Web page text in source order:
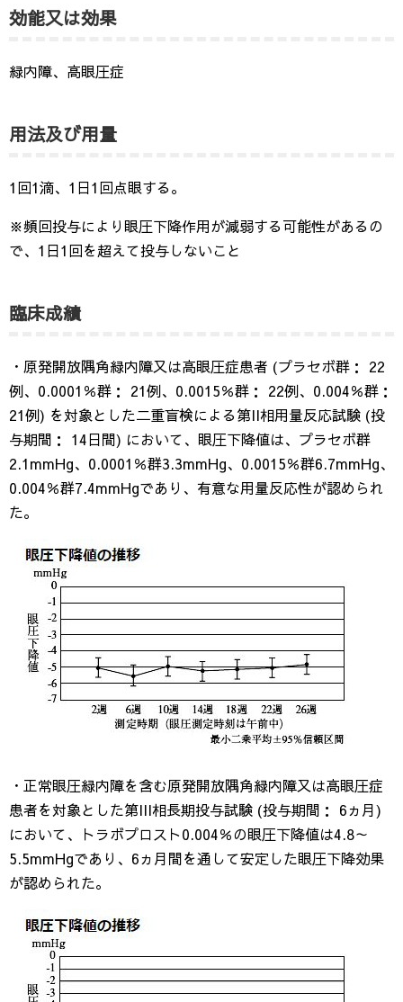
効能又は効果
緑内障、高眼圧症
用法及び用量
1回1滴、1日1回点眼する。
※頻回投与により眼圧下降作用が減弱する可能性があるの
で、1日1回を超えて投与しないこと
臨床成績
・原発開放隅角緑内障又は高眼圧症患者 (プラセボ群： 22
例、0.0001％群： 21例、0.0015％群： 22例、0.004％群：
21例) を対象とした二重盲検による第II相用量反応試験 (投
与期間： 14日間) において、眼圧下降値は、プラセボ群
2.1mmHg、0.0001％群3.3mmHg、0.0015％群6.7mmHg、
0.004％群7.4mmHgであり、有意な用量反応性が認められ
た。
・正常眼圧緑内障を含む原発開放隅角緑内障又は高眼圧症
患者を対象とした第III相長期投与試験 (投与期間： 6ヵ月)
において、トラボプロスト0.004％の眼圧下降値は4.8～
5.5mmHgであり、6ヵ月間を通して安定した眼圧下降効果
が認められた。